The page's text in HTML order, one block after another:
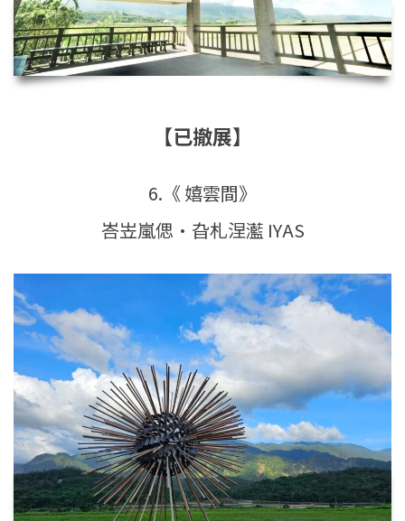
【已撤展】
6.《 嬉雲間》
峇岦嵐偲·旮札涅灆 IYAS